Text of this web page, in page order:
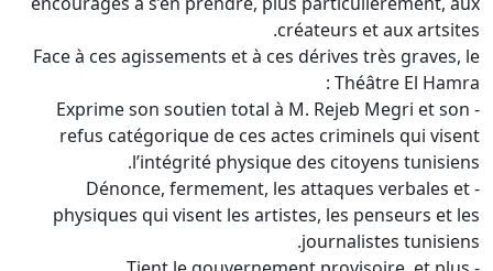
créateurs et aux artsites.
Face à ces agissements et à ces dérives très graves, le
Théâtre El Hamra :
- Exprime son soutien total à M. Rejeb Megri et son
refus catégorique de ces actes criminels qui visent
l’intégrité physique des citoyens tunisiens.
- Dénonce, fermement, les attaques verbales et
physiques qui visent les artistes, les penseurs et les
journalistes tunisiens.